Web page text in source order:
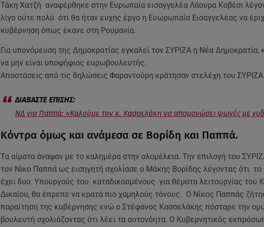
Τάκη Χατζή αναφέρθηκε στην Ευρωπαία εισαγγελέα Λάουρα Κοβέσι
λίγο ούτε πολύ ότι θα ήταν ευχής έργο η Ευωρωπαία Εισαγγελέας να
κυβέρνηση όπως έκανε στη Ρουμανία.
Για υπονόμευση της Δημοκρατίας εγκαλεί τον ΣΥΡΙΖΑ η Νέα Δημοκρατία,
να μην είναι υποψήφιος ευρωβουλευτής.
Αποστάσεις από τις δηλώσεις Φαραντούρη κράτησαν στελέχη του ΣΥΡΙΖΑ.
ΝΔ για Παππά: «Καλούμε τον κ. Κασσελάκη να απομονώσει φωνές με
Κόντρα όμως και ανάμεσα σε Βορίδη και Παππά.
Τα αίματα άναψαν με το καλημέρα στην ολομέλεια. Την επιλογή του
τον Νίκο Παππά ως εισηγητή σχολίασε ο Μάκης Βορίδης λέγοντας ότι
έχει δυο Υπουργούς του καταδικασμένους για θέματα λειτουργίας του
Δικαίου, θα έπρεπε να κρατά πιο χαμηλούς τόνους. O Νίκος Παππάς
παραίτηση της κυβέρνησης ενώ ο Στέφανος Κασσελάκης πόσταρε την
βουλευτή σχολιάζοντας ότι λέει τα αυτονόητα. Ο Κυβερνητικός